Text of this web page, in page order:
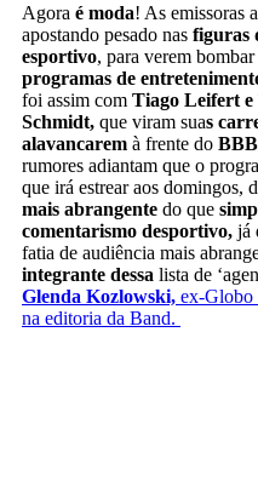
Agora é moda! As emissoras
apostando pesado nas figuras
esportivo, para verem bombar
programas de
foi assim com Tiago Leifert e
Schmidt, que viram suas
alavancarem à frente do
rumores adiantam que o
que irá estrear aos domingos,
mais abrangente do que
comentarismo desportivo, já
fatia de audiência mais
integrante dessa lista de
Glenda Kozlowski, ex-Globo
na editoria da Band.